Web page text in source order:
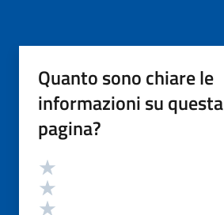
Quanto sono chiare le
informazioni su questa
pagina?
Valutazione